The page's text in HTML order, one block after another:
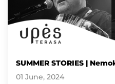
SUMMER STORIES |
01 June, 2024